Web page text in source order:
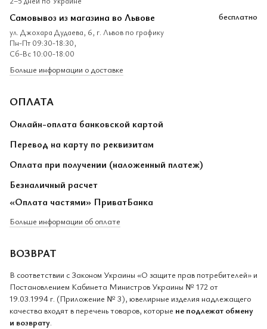
Самовывоз из магазина во Львове
ул. Джохара Дудаева, 6, г. Львов по графику
Пн-Пт 09:30-18:30,
Сб-Вс 10:00-18:00
бесплатно
Больше информации о доставке
ОПЛАТА
Онлайн-оплата банковской картой
Перевод на карту по реквизитам
Оплата при получении (наложенный платеж)
Безналичный расчет
«Оплата частями» ПриватБанка
Больше информации об оплате
ВОЗВРАТ
В соответствии с Законом Украины «О защите прав потребителей» и
Постановлением Кабинета Министров Украины № 172 от
19.03.1994 г. (Приложение № 3), ювелирные изделия надлежащего
качества входят в перечень товаров, которые не подлежат обмену
и возврату.